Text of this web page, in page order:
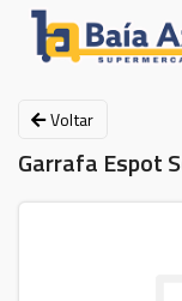
Voltar
Garrafa Espot